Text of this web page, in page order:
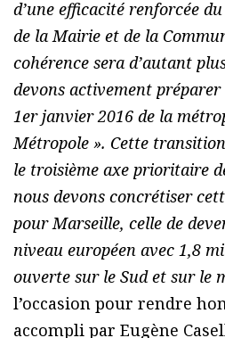
d’une efficacité renforcée
de la Mairie et de la
cohérence sera d’autant
devons activement préparer
1er janvier 2016 de la
Métropole ». Cette
le troisième axe prioritaire
nous devons concrétiser
pour Marseille, celle de
niveau européen avec 1,8
ouverte sur le Sud et sur le
l’occasion pour rendre
accompli par Eugène